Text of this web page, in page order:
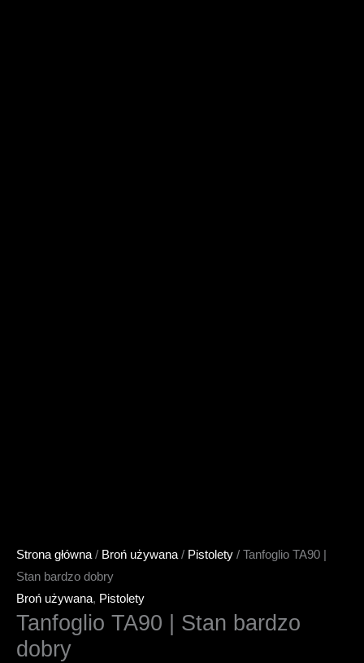
Strona główna/ Broń używana/ Pistolety / Tanfoglio TA90 |
Stan bardzo dobry
Broń używana, Pistolety
Tanfoglio TA90 | Stan bardzo
dobry